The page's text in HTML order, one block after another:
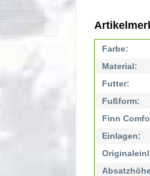
Farbe:
Material:
Futter:
Fußform:
Finn
Einlagen: